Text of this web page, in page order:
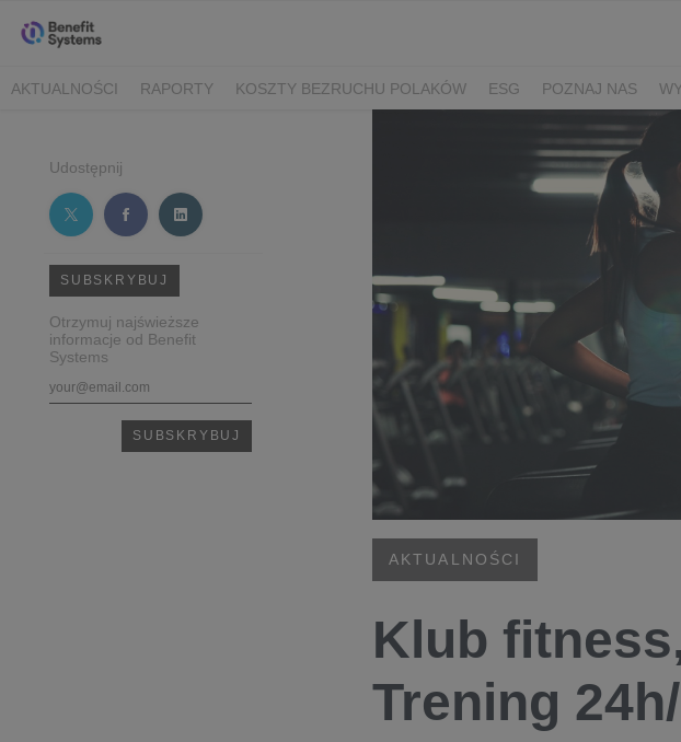
AKTUALNOŚCI RAPORTY KOSZTY BEZRUCHU POLAKÓW ESG POZNAJ NAS
Udostępnij
SUBSKRYBUJ
Otrzymuj najświeższe
informacje od Benefit
Systems
AKTUALNOŚCI
Klub
Trening